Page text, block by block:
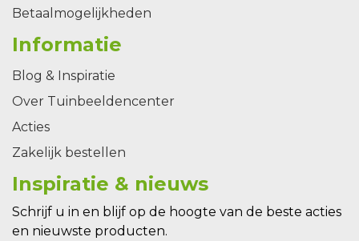
Betaalmogelijkheden
Informatie
Blog & Inspiratie
Over Tuinbeeldencenter
Acties
Zakelijk bestellen
Inspiratie & nieuws
Schrijf u in en blijf op de hoogte van de beste acties
en nieuwste producten.